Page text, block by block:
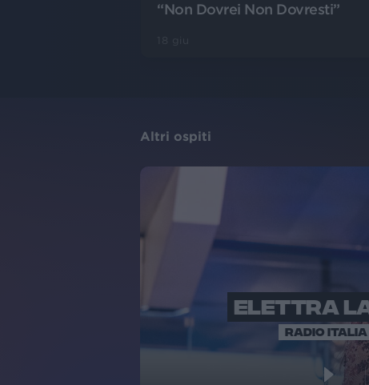
“Non Dovrei Non Dovresti”
Altri ospiti
ELETTRA
RADIO